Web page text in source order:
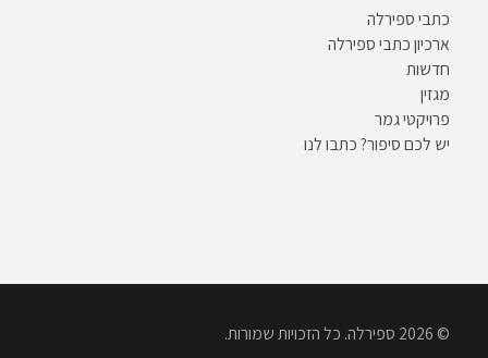
כתבי ספירלה
ארכיון כתבי ספירלה
חדשות
מגזין
פרויקטי גמר
יש לכם סיפור? כתבו לנו
© 2026 ספירלה. כל הזכויות שמורות.